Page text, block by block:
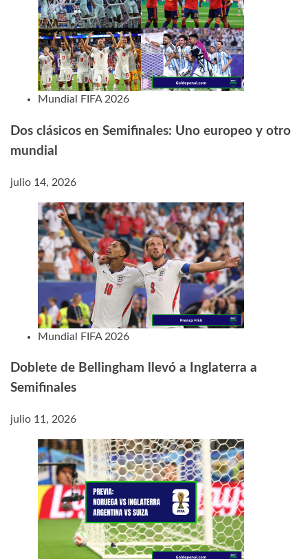
Mundial FIFA 2026
Dos clásicos en Semifinales: Uno europeo y otro
mundial
julio 14, 2026
Mundial FIFA 2026
Doblete de Bellingham llevó a Inglaterra a
Semifinales
julio 11, 2026